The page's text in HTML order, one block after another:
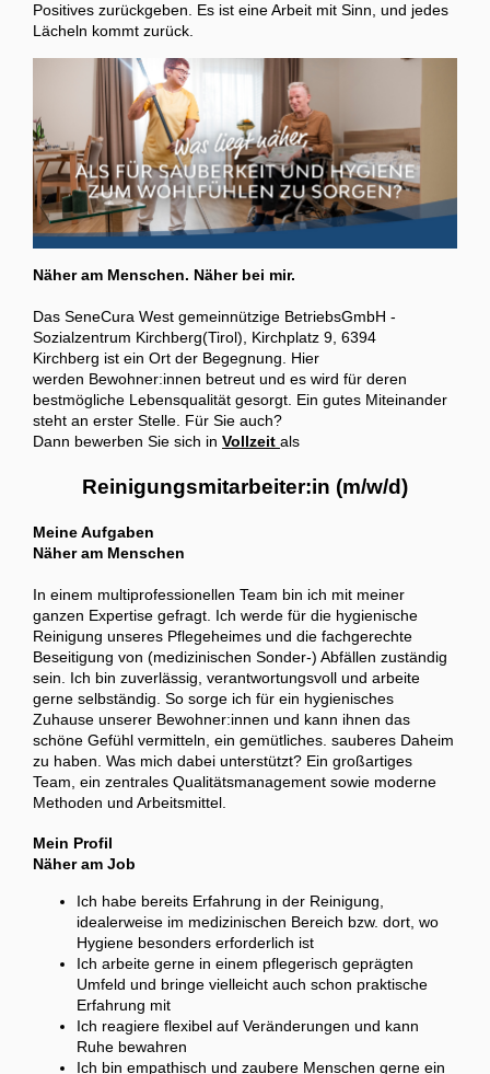
Positives zurückgeben. Es ist eine Arbeit mit Sinn, und jedes
Lächeln kommt zurück.
Näher am Menschen. Näher bei mir.
Das SeneCura West gemeinnützige BetriebsGmbH -
Sozialzentrum Kirchberg(Tirol), Kirchplatz 9, 6394
Kirchberg ist ein Ort der Begegnung. Hier
werden Bewohner:innen betreut und es wird für deren
bestmögliche Lebensqualität gesorgt. Ein gutes Miteinander
steht an erster Stelle. Für Sie auch?
Dann bewerben Sie sich in Vollzeit als
Reinigungsmitarbeiter:in (m/w/d)
Meine Aufgaben
Näher am Menschen
In einem multiprofessionellen Team bin ich mit meiner
ganzen Expertise gefragt. Ich werde für die hygienische
Reinigung unseres Pflegeheimes und die fachgerechte
Beseitigung von (medizinischen Sonder-) Abfällen zuständig
sein. Ich bin zuverlässig, verantwortungsvoll und arbeite
gerne selbständig. So sorge ich für ein hygienisches
Zuhause unserer Bewohner:innen und kann ihnen das
schöne Gefühl vermitteln, ein gemütliches. sauberes Daheim
zu haben. Was mich dabei unterstützt? Ein großartiges
Team, ein zentrales Qualitätsmanagement sowie moderne
Methoden und Arbeitsmittel.
Mein Profil
Näher am Job
Ich habe bereits Erfahrung in der Reinigung,
idealerweise im medizinischen Bereich bzw. dort, wo
Hygiene besonders erforderlich ist
Ich arbeite gerne in einem pflegerisch geprägten
Umfeld und bringe vielleicht auch schon praktische
Erfahrung mit
Ich reagiere flexibel auf Veränderungen und kann
Ruhe bewahren
Ich bin empathisch und zaubere Menschen gerne ein